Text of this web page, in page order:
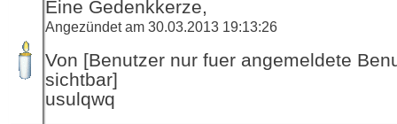
Eine Gedenkkerze,
Angezündet am 30.03.2013 19:13:26
Von [Benutzer nur fuer angemeldete
sichtbar]
usulqwq